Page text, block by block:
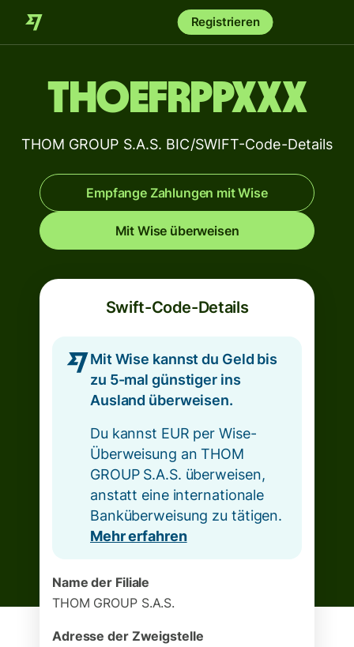
Registrieren
THOEFRPPXXX
THOM GROUP S.A.S. BIC/SWIFT-Code-Details
Empfange Zahlungen mit Wise
Mit Wise überweisen
Swift-Code-Details
Mit Wise kannst du Geld bis
zu 5-mal günstiger ins
Ausland überweisen.
Du kannst EUR per Wise-
Überweisung an THOM
GROUP S.A.S. überweisen,
anstatt eine internationale
Banküberweisung zu tätigen.
Mehr erfahren
Name der Filiale
THOM GROUP S.A.S.
Adresse der Zweigstelle